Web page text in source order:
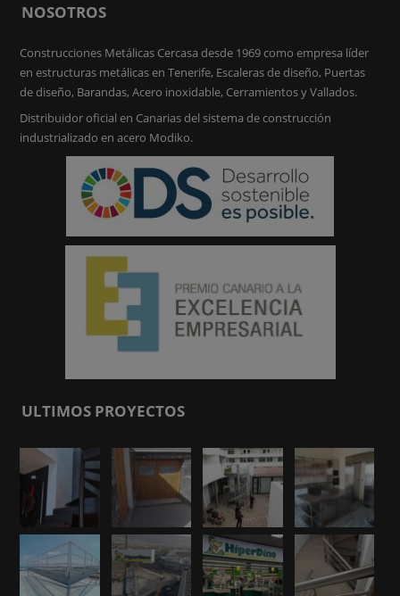
NOSOTROS
Construcciones Metálicas Cercasa desde 1969 como empresa líder
en estructuras metálicas en Tenerife, Escaleras de diseño, Puertas
de diseño, Barandas, Acero inoxidable, Cerramientos y Vallados.
Distribuidor oficial en Canarias del sistema de construcción
industrializado en acero Modiko.
ULTIMOS PROYECTOS